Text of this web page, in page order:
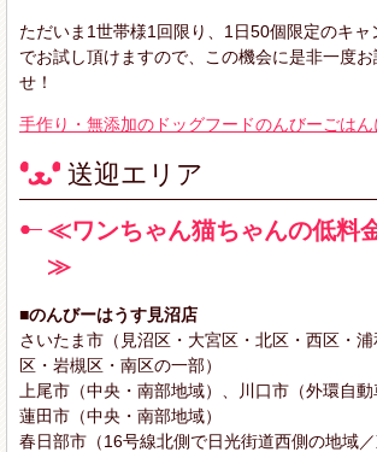
ただいま1世帯様1回限り、1日50個限定のキャ
でお試し頂けますので、この機会に是非一度お
せ！
手作り・無添加のドッグフードのんびーごはん
送迎エリア
≪ワンちゃん猫ちゃんの低料
≫
■のんびーはうす見沼店
さいたま市（見沼区・大宮区・北区・西区・
区・岩槻区・南区の一部）
上尾市（中央・南部地域）、川口市（外環自動
蓮田市（中央・南部地域）
春日部市（16号線北側で日光街道西側の地域